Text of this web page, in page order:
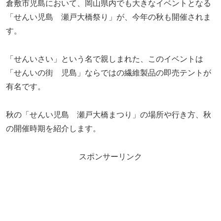
倉敷市児島において、岡山県内でも大きなイベントとなる
「せんい児島 瀬戸大橋祭り」が、今年の秋も開催されま
す。
「せんいさい」という名で親しまれた、このイベントは
「せんいの街 児島」ならではの繊維製品の即売テントが
有名です。
秋の「せんい児島 瀬戸大橋まつり」の場所や行き方、秋
の開催時期を紹介します。
スポンサーリンク